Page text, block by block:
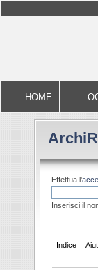
HOME
Effettua l'
Inserisci il
Indice